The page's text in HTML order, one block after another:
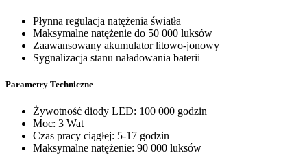
Płynna regulacja natężenia światła
Maksymalne natężenie do 50 000 luksów
Zaawansowany akumulator litowo-jonowy
Sygnalizacja stanu naładowania baterii
Parametry Techniczne
Żywotność diody LED: 100 000 godzin
Moc: 3 Wat
Czas pracy ciągłej: 5-17 godzin
Maksymalne natężenie: 90 000 luksów